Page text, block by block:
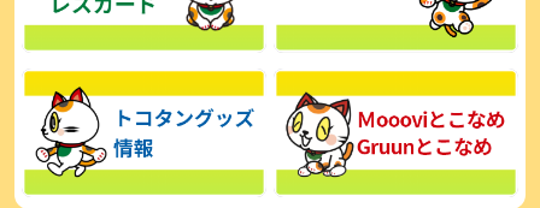
【とこなめボート ルーキーシリーズ】広瀬凜 6位で予選突破「勝負
2026年08月02日
【とこなめボート 日野未来コラム とこなめミライ予想図】トコタン
お誕生日おめでとう！
2026年08月02日